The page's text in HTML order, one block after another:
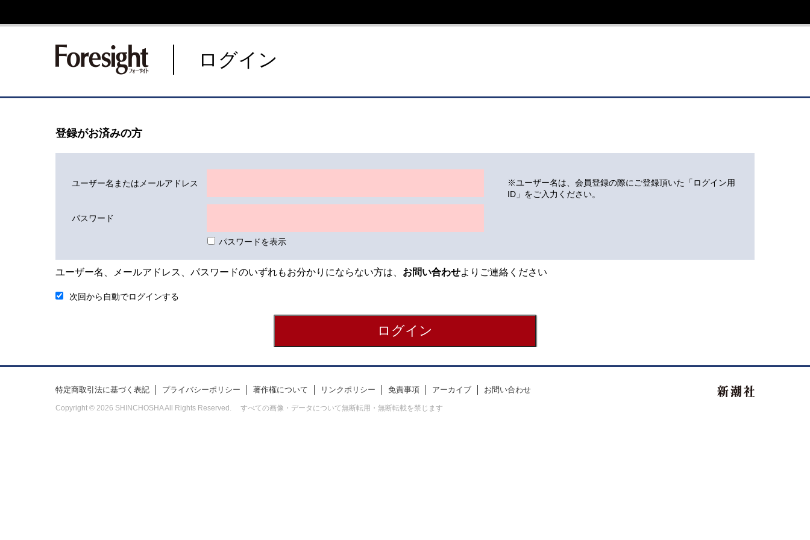
新潮社 Foresight フォーサイト
ログイン
登録がお済みの方
ユーザー名またはメールアドレス
パスワード
パスワードを表示
※ユーザー名は、会員登録の際にご登録頂いた「ログイン用
ID」をご入力ください。
ユーザー名、メールアドレス、パスワードのいずれもお分かりにならない方は、 お問い合わせよりご連絡ください
次回から自動でログインする
特定商取引法に基づく表記 プライバシーポリシー 著作権について リンクポリシー 免責事項 アーカイブ お問い合わせ
Copyright © 2026 SHINCHOSHA All Rights Reserved. すべての画像・データについて無断転用・無断転載を禁じます